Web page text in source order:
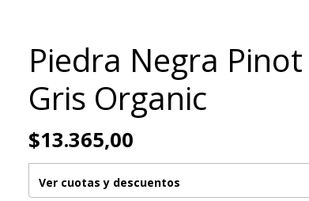
Piedra Negra Pinot
Gris Organic
$13.365,00
Ver cuotas y descuentos